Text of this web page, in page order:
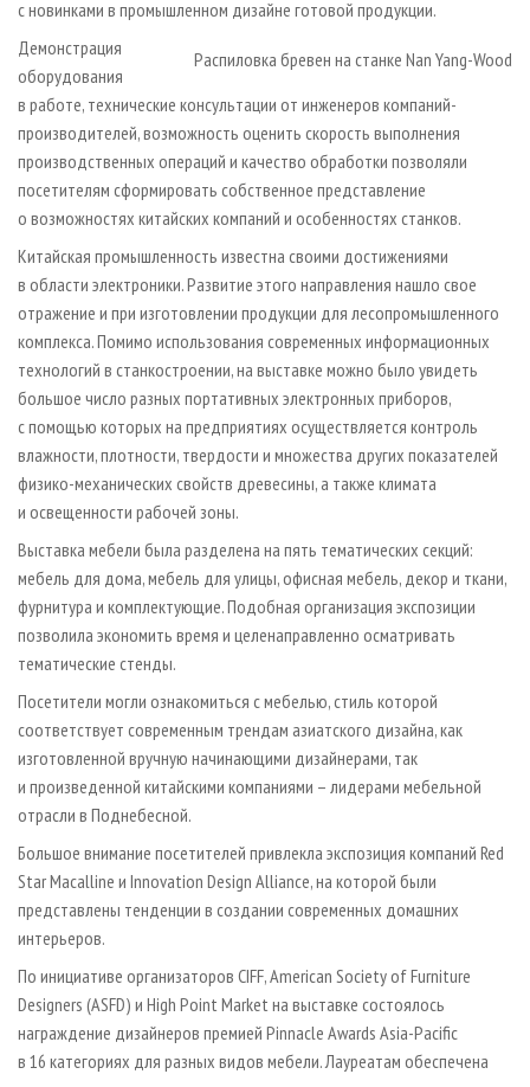
с новинками в промышленном дизайне готовой продукции.
Распиловка бревен на станке Nan Yang-Wood
Демонстрация
оборудования
в работе, технические консультации от инженеров компаний-
производителей, возможность оценить скорость выполнения
производственных операций и качество обработки позволяли
посетителям сформировать собственное представление
о возможностях китайских компаний и особенностях станков.
Китайская промышленность известна своими достижениями
в области электроники. Развитие этого направления нашло свое
отражение и при изготовлении продукции для лесопромышленного
комплекса. Помимо использования современных информационных
технологий в станкостроении, на выставке можно было увидеть
большое число разных портативных электронных приборов,
с помощью которых на предприятиях осуществляется контроль
влажности, плотности, твердости и множества других показателей
физико-механических свойств древесины, а также климата
и освещенности рабочей зоны.
Выставка мебели была разделена на пять тематических секций:
мебель для дома, мебель для улицы, офисная мебель, декор и ткани,
фурнитура и комплектующие. Подобная организация экспозиции
позволила экономить время и целенаправленно осматривать
тематические стенды.
Посетители могли ознакомиться с мебелью, стиль которой
соответствует современным трендам азиатского дизайна, как
изготовленной вручную начинающими дизайнерами, так
и произведенной китайскими компаниями – лидерами мебельной
отрасли в Поднебесной.
Большое внимание посетителей привлекла экспозиция компаний Red
Star Macalline и Innovation Design Alliance, на которой были
представлены тенденции в создании современных домашних
интерьеров.
По инициативе организаторов CIFF, American Society of Furniture
Designers (ASFD) и High Point Market на выставке состоялось
награждение дизайнеров премией Pinnacle Awards Asia-Pacific
в 16 категориях для разных видов мебели. Лауреатам обеспечена